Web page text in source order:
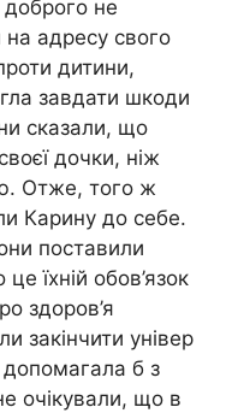
доброго не
адресу свого
дитини,
завдати шкоди
сказали, що
дочки, ніж
Отже, того ж
Карину до себе.
поставили
їхній обов’язок
здоров’я
закінчити універ
допомагала б з
очікували, що в